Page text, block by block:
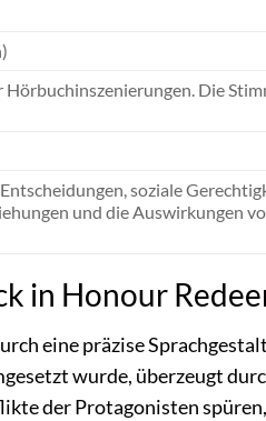
Die
soziale
und die Auswirkungen
in Honour
eine präzise
wurde, überzeugt
der Protagonisten